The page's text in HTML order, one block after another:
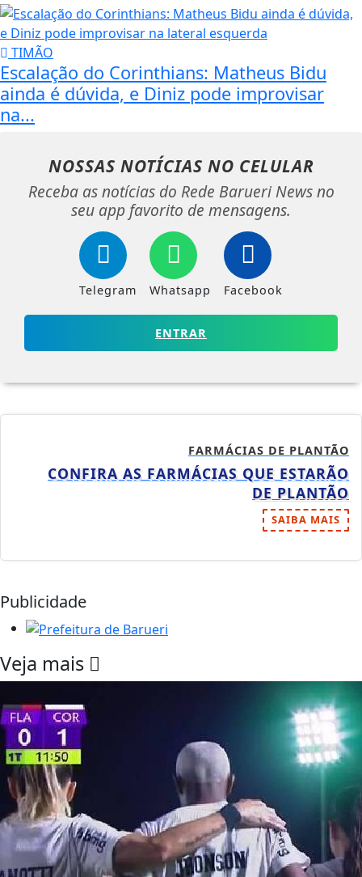
TIMÃO
Escalação do Corinthians: Matheus Bidu
ainda é dúvida, e Diniz pode improvisar
na...
NOSSAS NOTÍCIAS NO CELULAR
Receba as notícias do Rede Barueri News no
seu app favorito de mensagens.
Telegram Whatsapp Facebook
ENTRAR
FARMÁCIAS DE PLANTÃO
CONFIRA AS FARMÁCIAS QUE ESTARÃO
DE PLANTÃO
SAIBA MAIS
Publicidade
Veja mais